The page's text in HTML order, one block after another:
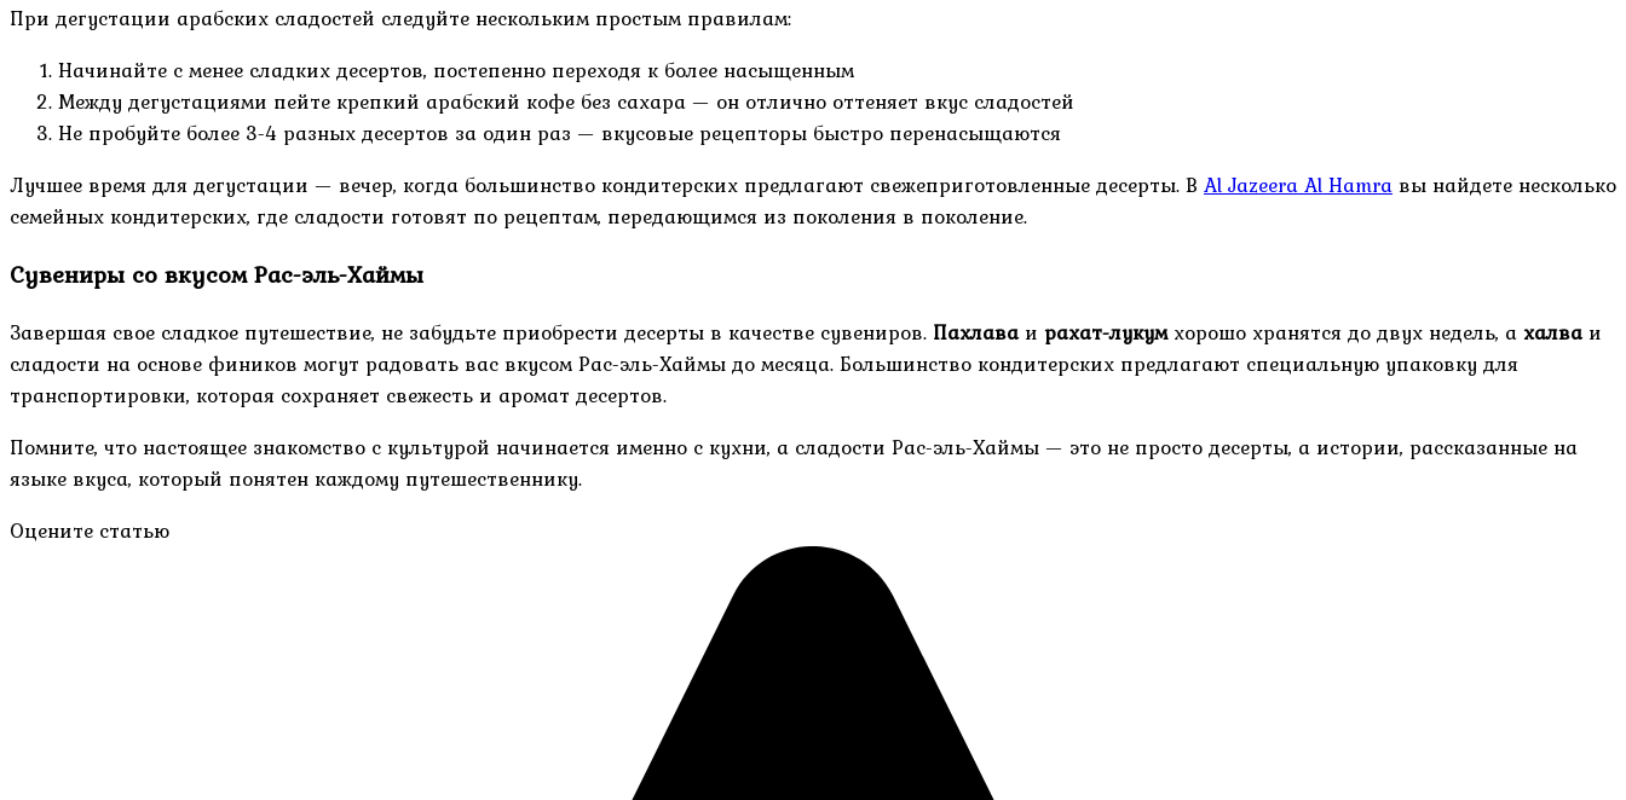
При дегустации арабских сладостей следуйте нескольким простым правилам:
Начинайте с менее сладких десертов, постепенно переходя к более насыщенным
Между дегустациями пейте крепкий арабский кофе без сахара — он отлично оттеняет вкус сладостей
Не пробуйте более 3-4 разных десертов за один раз — вкусовые рецепторы быстро перенасыщаются
Лучшее время для дегустации — вечер, когда большинство кондитерских предлагают свежеприготовленные десерты. В Al Jazeera Al Hamraвы найдете несколько
семейных кондитерских, где сладости готовят по рецептам, передающимся из поколения в поколение.
Сувениры со вкусом Рас-эль-Хаймы
Завершая свое сладкое путешествие, не забудьте приобрести десерты в качестве сувениров. Пахлаваи рахат-лукумхорошо хранятся до двух недель, ахалваи
сладости на основе фиников могут радовать вас вкусом Рас-эль-Хаймы до месяца. Большинство кондитерских предлагают специальную упаковку для
транспортировки, которая сохраняет свежесть и аромат десертов.
Помните, что настоящее знакомство с культурой начинается именно с кухни, а сладости Рас-эль-Хаймы — это не просто десерты, а истории, рассказанные на
языке вкуса, который понятен каждому путешественнику.
Оцените статью